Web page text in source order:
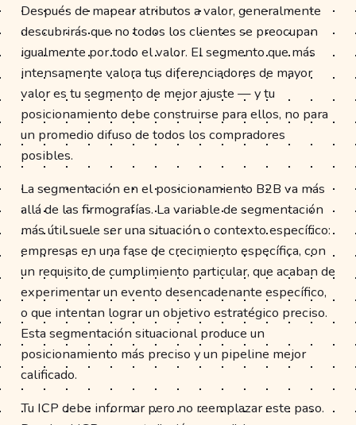
Después de mapear atributos a valor, generalmente
descubrirás que no todos los clientes se preocupan
igualmente por todo el valor. El segmento que más
intensamente valora tus diferenciadores de mayor
valor es tu segmento de mejor ajuste — y tu
posicionamiento debe construirse para ellos, no para
un promedio difuso de todos los compradores
posibles.
La segmentación en el posicionamiento B2B va más
allá de las firmografías. La variable de segmentación
más útil suele ser una situación o contexto específico:
empresas en una fase de crecimiento específica, con
un requisito de cumplimiento particular, que acaban de
experimentar un evento desencadenante específico,
o que intentan lograr un objetivo estratégico preciso.
Esta segmentación situacional produce un
posicionamiento más preciso y un pipeline mejor
calificado.
Tu ICP debe informar pero no reemplazar este paso.